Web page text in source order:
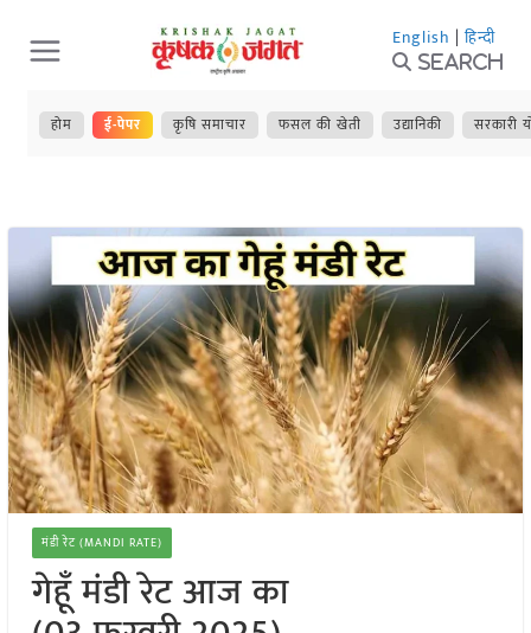
Skip
to
content
English | हिन्दी
Search
होम ई-पेपर कृषि समाचार फसल की खेती उद्यानिकी सरकारी
मंडी रेट (MANDI RATE)
गेहूँ मंडी रेट आज का